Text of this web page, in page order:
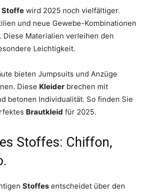
Stoffe wird 2025 noch vielfältiger.
und neue Gewebe-Kombinationen
Diese Materialien verleihen den
Leichtigkeit.
bieten Jumpsuits und Anzüge
Diese Kleider brechen mit
betonen Individualität. So finden Sie
Brautkleid für 2025.
Stoffes: Chiffon,
Stoffes entscheidet über den